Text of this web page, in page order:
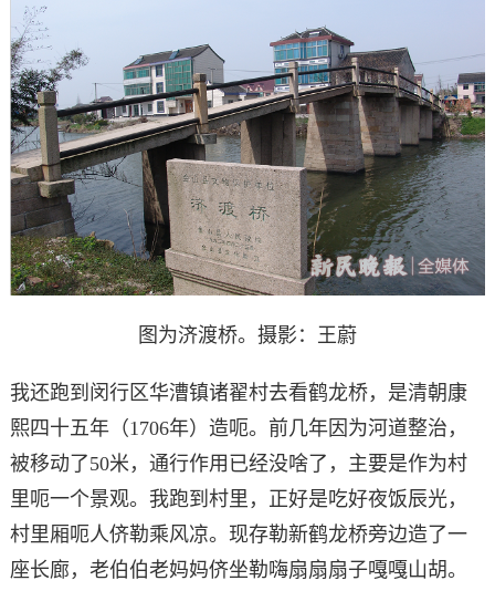
图为济渡桥。摄影：王蔚
我还跑到闵行区华漕镇诸翟村去看鹤龙桥，是清朝康
熙四十五年（1706年）造呃。前几年因为河道整治，
被移动了50米，通行作用已经没啥了，主要是作为村
里呃一个景观。我跑到村里，正好是吃好夜饭辰光，
村里厢呃人侪勒乘风凉。现存勒新鹤龙桥旁边造了一
座长廊，老伯伯老妈妈侪坐勒嗨扇扇扇子嘎嘎山胡。